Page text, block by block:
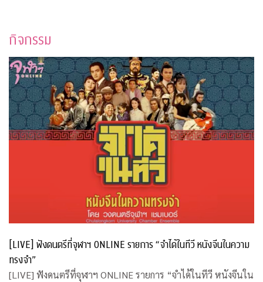
กิจกรรม
[LIVE] ฟังดนตรีที่จุฬาฯ ONLINE รายการ “จำได้ในทีวี หนังจีนในความ
ทรงจำ”
[LIVE] ฟังดนตรีที่จุฬาฯ ONLINE รายการ “จำได้ในทีวี หนังจีนใน